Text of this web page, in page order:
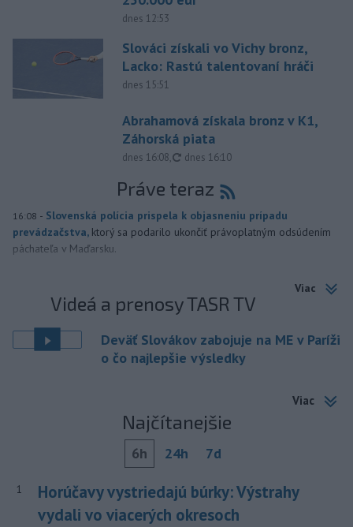
dnes 12:53
Slováci získali vo Vichy bronz,
Lacko: Rastú talentovaní hráči
dnes 15:51
Abrahamová získala bronz v K1,
Záhorská piata
dnes 16:08, aktualizované
dnes 16:10
Práve teraz
16:08 - Slovenská polícia prispela k objasneniu prípadu
prevádzačstva, ktorý sa podarilo ukončiť právoplatným odsúdením
páchateľa v Maďarsku.
Viac
Videá a prenosy TASR TV
Deväť Slovákov zabojuje na ME v Paríži
o čo najlepšie výsledky
Viac
Najčítanejšie
6h 24h 7d
1
Horúčavy vystriedajú búrky: Výstrahy
vydali vo viacerých okresoch